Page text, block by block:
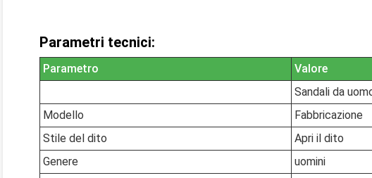
Parametri tecnici:
Parametro
Valore
Sandali da
Modello
Fabbricazione
Stile del dito
Apri il dito
Genere
uomini